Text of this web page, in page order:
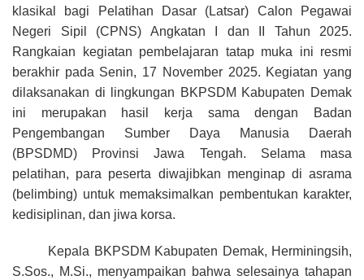
klasikal bagi Pelatihan Dasar (Latsar) Calon Pegawai
Negeri Sipil (CPNS) Angkatan I dan II Tahun 2025.
Rangkaian kegiatan pembelajaran tatap muka ini resmi
berakhir pada Senin, 17 November 2025. Kegiatan yang
dilaksanakan di lingkungan BKPSDM Kabupaten Demak
ini merupakan hasil kerja sama dengan Badan
Pengembangan Sumber Daya Manusia Daerah
(BPSDMD) Provinsi Jawa Tengah. Selama masa
pelatihan, para peserta diwajibkan menginap di asrama
(belimbing) untuk memaksimalkan pembentukan karakter,
kedisiplinan, dan jiwa korsa.
Kepala BKPSDM Kabupaten Demak, Herminingsih,
S.Sos., M.Si., menyampaikan bahwa selesainya tahapan